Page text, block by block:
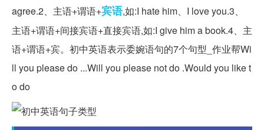
agree.2、主语+谓语+宾语,如:I hate him、I love you.3、
主语+谓语+间接宾语+直接宾语,如:I give him a book.4、主
语+谓语+宾。初中英语表示委婉语句的7个句型_作业帮Wi
ll you please do ...Will you please not do .Would you like t
o do